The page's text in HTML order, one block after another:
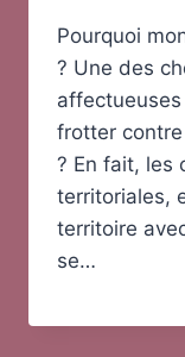
Pourquoi
? Une des
frotter
? En fait, les
territoriales,
territoire
se…